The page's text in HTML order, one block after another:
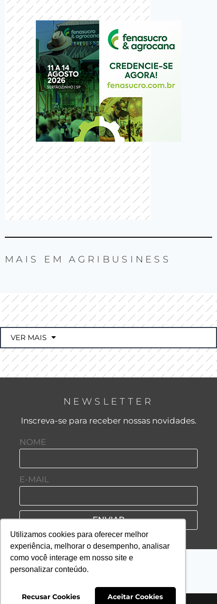
Utilizamos cookies para oferecer melhor
experiência, melhorar o desempenho, analisar
como você interage em nosso site e
personalizar conteúdo.
Recusar Cookies Aceitar Cookies
MAIS EMAGRIBUSINESS
VER MAIS
NEWSLETTER
Inscreva-se para receber nossas novidades.
NOME
E-MAIL
ENVIAR